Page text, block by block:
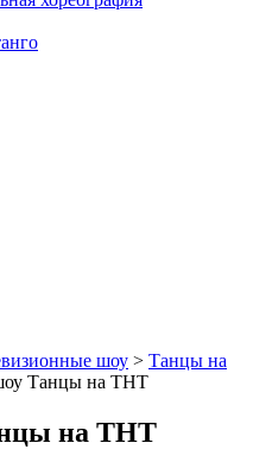
шоу > Танцы на
Танцы на ТНТ
на ТНТ